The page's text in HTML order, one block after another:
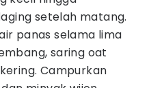
setelah matang.
panas selama lima
saring oat
Campurkan